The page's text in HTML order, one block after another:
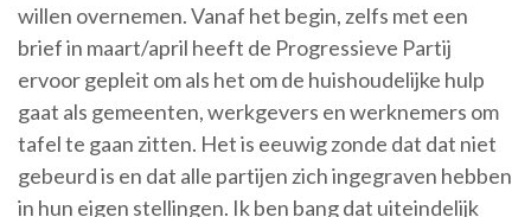
willen overnemen. Vanaf het begin, zelfs met een
brief in maart/april heeft de Progressieve Partij
ervoor gepleit om als het om de huishoudelijke hulp
gaat als gemeenten, werkgevers en werknemers om
tafel te gaan zitten. Het is eeuwig zonde dat dat niet
gebeurd is en dat alle partijen zich ingegraven hebben
in hun eigen stellingen. Ik ben bang dat uiteindelijk